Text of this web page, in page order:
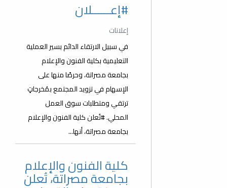
#إعــــــلان
إعلانات
في سبيل الارتقاء الدائم بسير العملية
التعليمية بكلية الفنون والإعلام
بجامعة مصراتة، وحرصًا منها على
الإسهام في تزويد المجتمع بمُخرجاتٍ
ترتقي ومتطلبات سوق العمل
المحلي. #تُعلن كلية الفنون والإعلام
بجامعة مصراتة، أنها...
كلية الفنون والإعلام
بجامعة مصراتة، تُعلن